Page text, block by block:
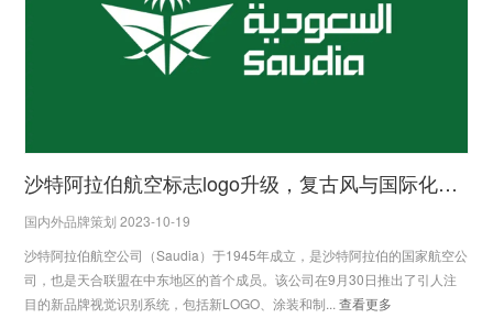
沙特阿拉伯航空标志logo升级，复古风与国际化的融合
国内外品牌策划 2023-10-19
沙特阿拉伯航空公司（Saudia）于1945年成立，是沙特阿拉伯的国家航空公
司，也是天合联盟在中东地区的首个成员。该公司在9月30日推出了引人注
目的新品牌视觉识别系统，包括新LOGO、涂装和制...查看更多